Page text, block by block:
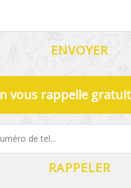
vous rappelle